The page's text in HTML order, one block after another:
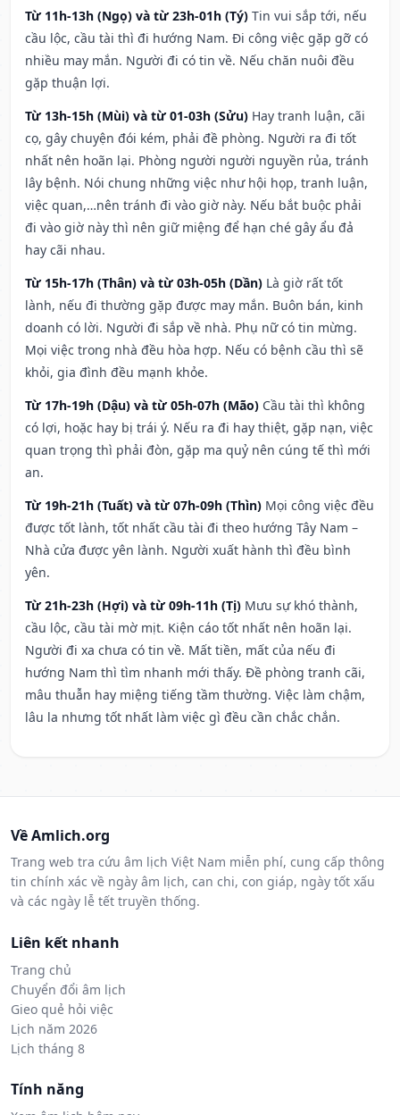
Từ 11h-13h (Ngọ) và từ 23h-01h (Tý) Tin vui sắp tới, nếu
cầu lộc, cầu tài thì đi hướng Nam. Đi công việc gặp gỡ có
nhiều may mắn. Người đi có tin về. Nếu chăn nuôi đều
gặp thuận lợi.
Từ 13h-15h (Mùi) và từ 01-03h (Sửu) Hay tranh luận, cãi
cọ, gây chuyện đói kém, phải đề phòng. Người ra đi tốt
nhất nên hoãn lại. Phòng người người nguyền rủa, tránh
lây bệnh. Nói chung những việc như hội họp, tranh luận,
việc quan,…nên tránh đi vào giờ này. Nếu bắt buộc phải
đi vào giờ này thì nên giữ miệng để hạn ché gây ẩu đả
hay cãi nhau.
Từ 15h-17h (Thân) và từ 03h-05h (Dần) Là giờ rất tốt
lành, nếu đi thường gặp được may mắn. Buôn bán, kinh
doanh có lời. Người đi sắp về nhà. Phụ nữ có tin mừng.
Mọi việc trong nhà đều hòa hợp. Nếu có bệnh cầu thì sẽ
khỏi, gia đình đều mạnh khỏe.
Từ 17h-19h (Dậu) và từ 05h-07h (Mão) Cầu tài thì không
có lợi, hoặc hay bị trái ý. Nếu ra đi hay thiệt, gặp nạn, việc
quan trọng thì phải đòn, gặp ma quỷ nên cúng tế thì mới
an.
Từ 19h-21h (Tuất) và từ 07h-09h (Thìn) Mọi công việc đều
được tốt lành, tốt nhất cầu tài đi theo hướng Tây Nam –
Nhà cửa được yên lành. Người xuất hành thì đều bình
yên.
Từ 21h-23h (Hợi) và từ 09h-11h (Tị) Mưu sự khó thành,
cầu lộc, cầu tài mờ mịt. Kiện cáo tốt nhất nên hoãn lại.
Người đi xa chưa có tin về. Mất tiền, mất của nếu đi
hướng Nam thì tìm nhanh mới thấy. Đề phòng tranh cãi,
mâu thuẫn hay miệng tiếng tầm thường. Việc làm chậm,
lâu la nhưng tốt nhất làm việc gì đều cần chắc chắn.
Về Amlich.org
Trang web tra cứu âm lịch Việt Nam miễn phí, cung cấp thông
tin chính xác về ngày âm lịch, can chi, con giáp, ngày tốt xấu
và các ngày lễ tết truyền thống.
Liên kết nhanh
Trang chủ
Chuyển đổi âm lịch
Gieo quẻ hỏi việc
Lịch năm 2026
Lịch tháng 8
Tính năng